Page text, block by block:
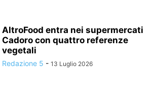
AltroFood entra nei supermercati
Cadoro con quattro referenze
vegetali
Redazione 5 - 13 Luglio 2026